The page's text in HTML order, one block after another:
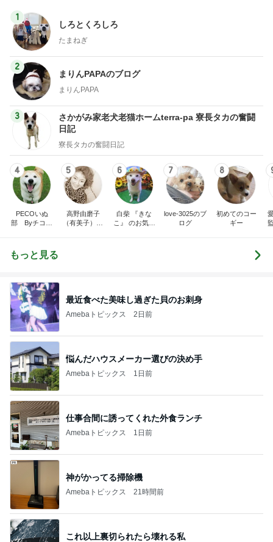
1
しろとくろしろ
たまねぎ
2
まりんPAPAのブログ
まりんPAPA
3
さかがみ家老犬老猫ホームterra-pa 寮長タカの奮闘
日記
寮長タカの奮闘日記
4
PECOいぬ
部 Byチコマ
5
高野由磨子
（有美子）の
6
白柴 『きな
こ』 のお気楽
7
love-3025のブ
ログ
8
初めてのコー
ギー
もっと見る
最近食べた美味し過ぎた貝のお刺身
Amebaトピックス 2日前
悩んだハウスメーカー選びの決め手
Amebaトピックス 1日前
仕事合間に誘ってくれた外食ランチ
Amebaトピックス 1日前
神がかってる掃除機
Amebaトピックス 21時間前
これ以上裏切られたら壊れる私